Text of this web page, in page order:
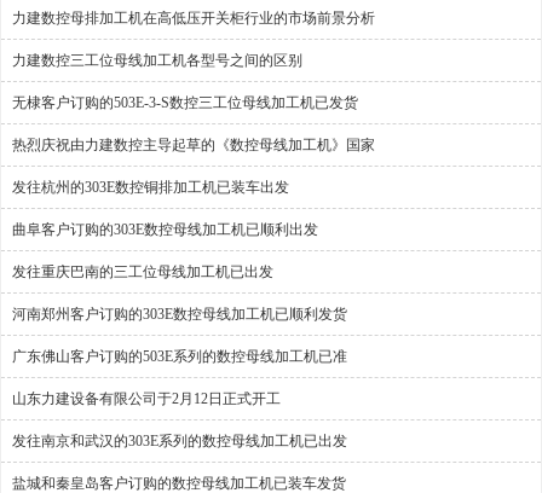
力建数控母排加工机在高低压开关柜行业的市场前景分析
力建数控三工位母线加工机各型号之间的区别
无棣客户订购的503E-3-S数控三工位母线加工机已发货
热烈庆祝由力建数控主导起草的《数控母线加工机》国家
发往杭州的303E数控铜排加工机已装车出发
曲阜客户订购的303E数控母线加工机已顺利出发
发往重庆巴南的三工位母线加工机已出发
河南郑州客户订购的303E数控母线加工机已顺利发货
广东佛山客户订购的503E系列的数控母线加工机已准
山东力建设备有限公司于2月12日正式开工
发往南京和武汉的303E系列的数控母线加工机已出发
盐城和秦皇岛客户订购的数控母线加工机已装车发货